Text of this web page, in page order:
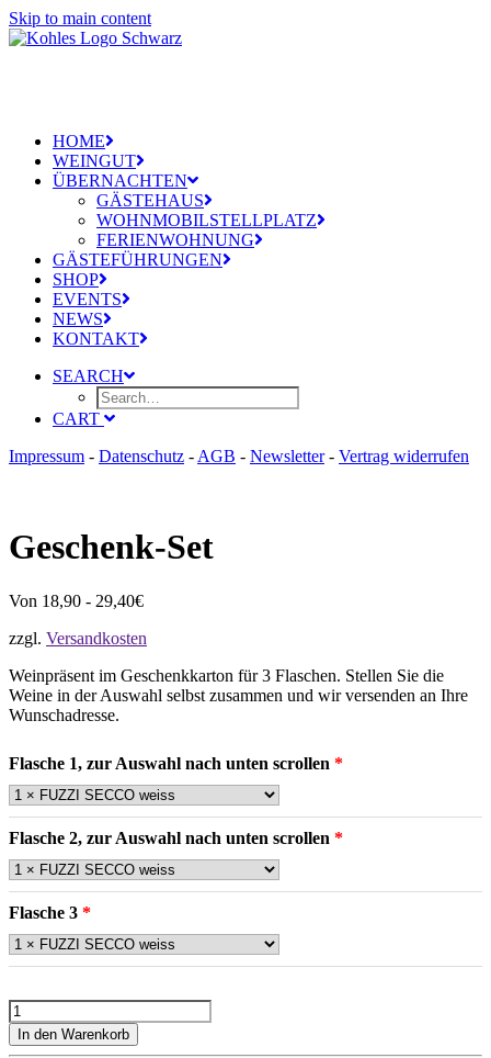
Skip to main content
HOME
WEINGUT
ÜBERNACHTEN
GÄSTEHAUS
WOHNMOBILSTELLPLATZ
FERIENWOHNUNG
GÄSTEFÜHRUNGEN
SHOP
EVENTS
NEWS
KONTAKT
SEARCH
CART
Impressum - Datenschutz - AGB - Newsletter- Vertrag widerrufen
Geschenk-Set
Von 18,90 - 29,40€
zzgl. Versandkosten
Weinpräsent im Geschenkkarton für 3 Flaschen. Stellen Sie die
Weine in der Auswahl selbst zusammen und wir versenden an Ihre
Wunschadresse.
Flasche 1, zur Auswahl nach unten scrollen
Flasche 2, zur Auswahl nach unten scrollen
Flasche 3
Geschenk-
Set
Menge
In den Warenkorb